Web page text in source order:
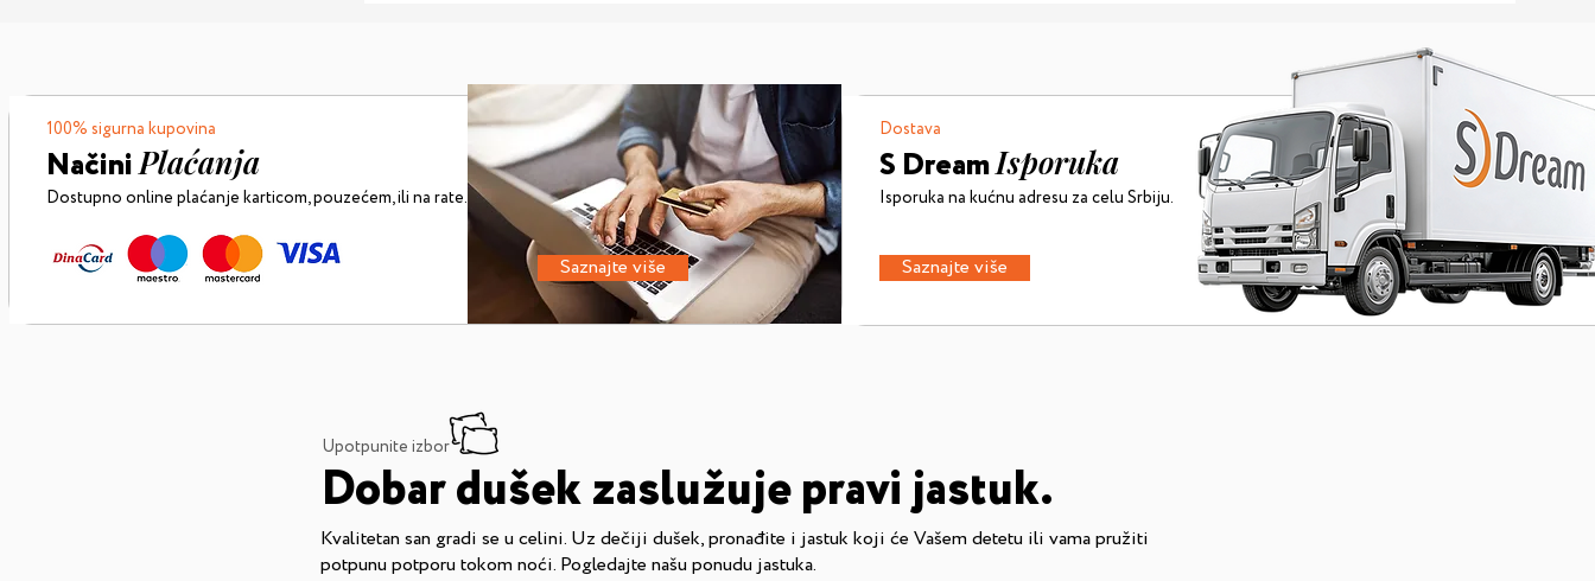
100% sigurna kupovina
NačiniPlaćanja
Dostupno online plaćanje karticom,pouzećem, ili na rate.
Saznajte više
Dostava
S DreamIsporuka
Isporuka na kućnu adresu za celu Srbiju.
Saznajte više
Upotpunite izbor
Dobar dušek zaslužuje pravi jastuk.
Kvalitetan san gradi se u celini. Uz dečiji dušek, pronađite i jastuk koji će Vašem detetu ili vama pružiti
potpunu potporu tokom noći. Pogledajte našu ponudu jastuka.